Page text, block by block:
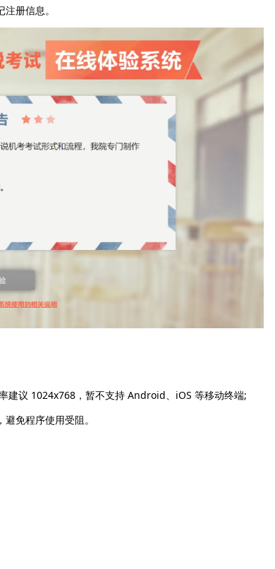
册信息。
议 1024x768，暂不支持 Android、iOS 等移动终端;
免程序使用受阻。